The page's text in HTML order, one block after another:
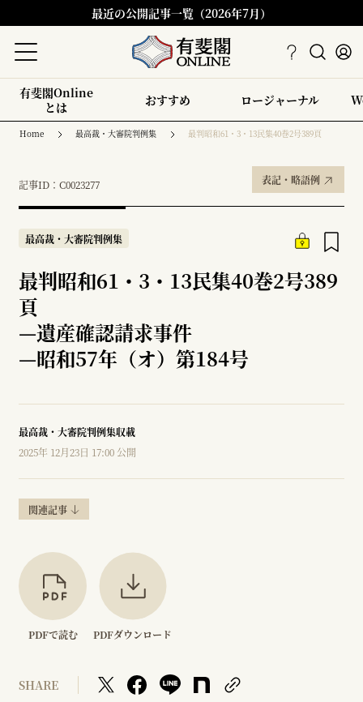
最近の公開記事一覧（2026年7月）
有斐閣Online
とは
おすすめ ロージャーナル
Home 最高裁・大審院判例集 最判昭和61・3・13民集40巻2号389頁
記事ID：C0023277 表記・略語例
最高裁・大審院判例集
最判昭和61・3・13民集40巻2号389
頁
—遺産確認請求事件
—昭和57年（オ）第184号
最高裁・大審院判例集収載
2025年 12月23日 17:00 公開
関連記事
PDFで読む PDFダウンロード
SHARE